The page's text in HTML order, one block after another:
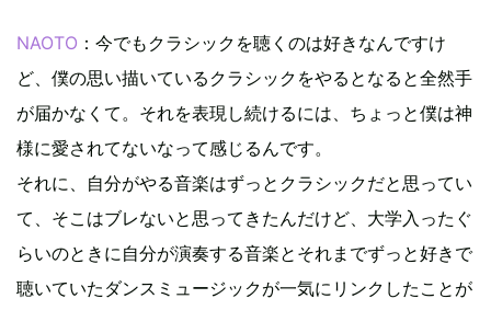
NAOTO ：今でもクラシックを聴くのは好きなんですけ
ど、僕の思い描いているクラシックをやるとなると全然手
が届かなくて。それを表現し続けるには、ちょっと僕は神
様に愛されてないなって感じるんです。
それに、自分がやる音楽はずっとクラシックだと思ってい
て、そこはブレないと思ってきたんだけど、大学入ったぐ
らいのときに自分が演奏する音楽とそれまでずっと好きで
聴いていたダンスミュージックが一気にリンクしたことが